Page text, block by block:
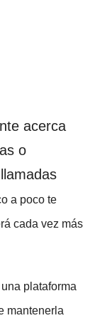
acerca
o
a poco te
cada vez más
una plataforma
mantenerla